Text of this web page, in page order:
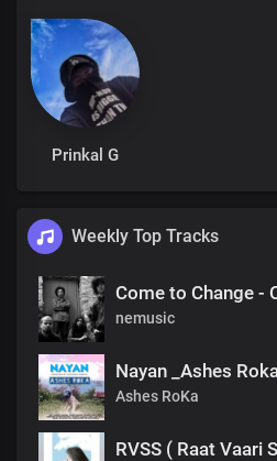
Prinkal G
Weekly Top Tracks
Come to Change -
nemusic
Nayan _Ashes
Ashes RoKa
RVSS ( Raat Vaari